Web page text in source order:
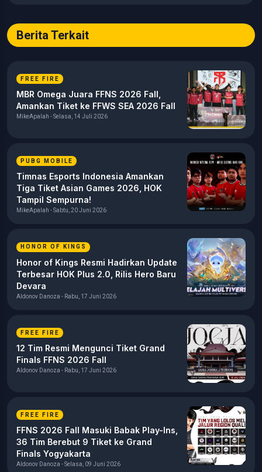
Berita Terkait
FREE FIRE
MBR Omega Juara FFNS 2026 Fall,
Amankan Tiket ke FFWS SEA 2026 Fall
MikeApalah - Selasa, 14 Juli 2026
PUBG MOBILE
Timnas Esports Indonesia Amankan
Tiga Tiket Asian Games 2026, HOK
Tampil Sempurna!
MikeApalah - Sabtu, 20 Juni 2026
HONOR OF KINGS
Honor of Kings Resmi Hadirkan Update
Terbesar HOK Plus 2.0, Rilis Hero Baru
Devara
Aldonov Danoza - Rabu, 17 Juni 2026
FREE FIRE
12 Tim Resmi Mengunci Tiket Grand
Finals FFNS 2026 Fall
Aldonov Danoza - Rabu, 17 Juni 2026
FREE FIRE
FFNS 2026 Fall Masuki Babak Play-Ins,
36 Tim Berebut 9 Tiket ke Grand
Finals Yogyakarta
Aldonov Danoza - Selasa, 09 Juni 2026